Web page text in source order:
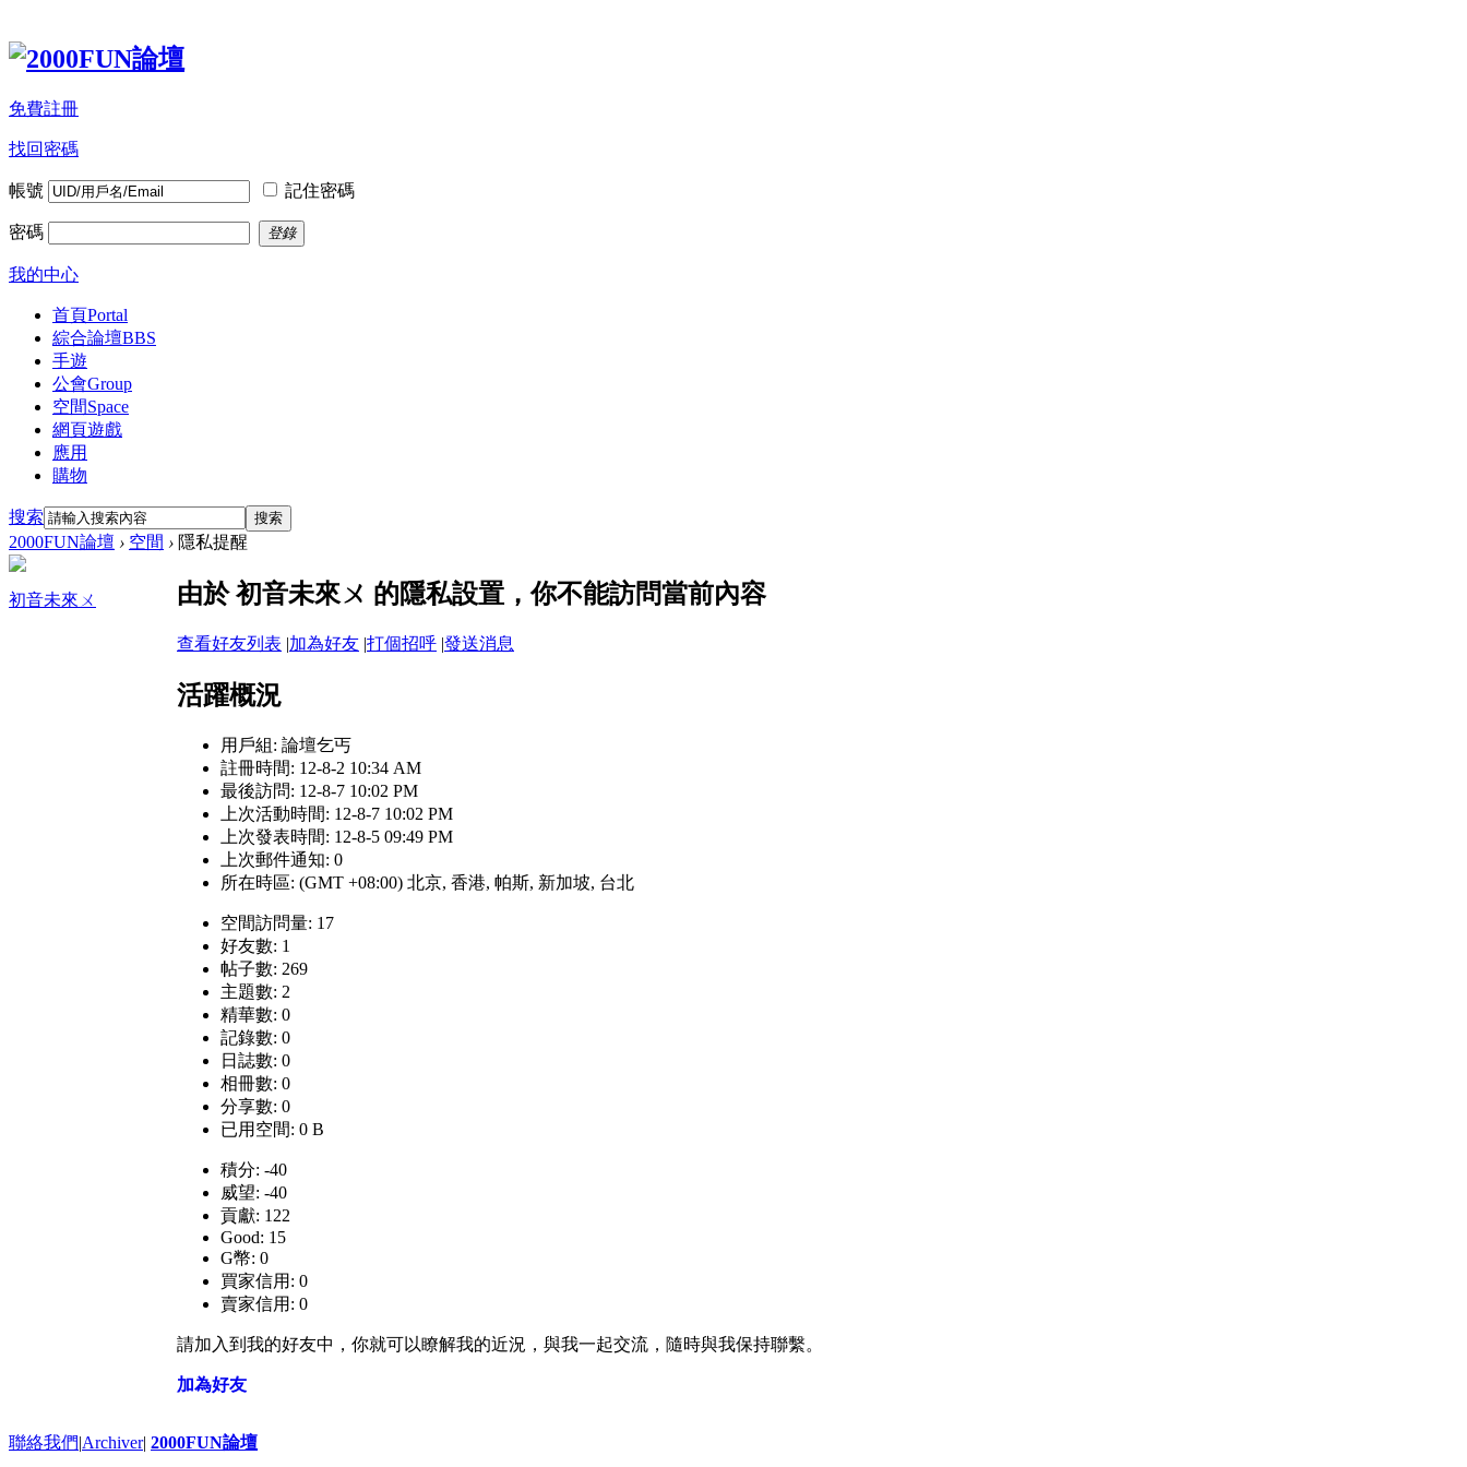
免費註冊
找回密碼
帳號 記住密碼
密碼 登錄
我的中心
首頁Portal
綜合論壇BBS
手遊
公會Group
空間Space
網頁遊戲
應用
購物
搜索 搜索
2000FUN論壇 › 空間 › 隱私提醒
初音未來ㄨ 由於 初音未來ㄨ 的隱私設置，你不能訪問當前內容
查看好友列表 |加為好友 |打個招呼 |發送消息
活躍概況
用戶組: 論壇乞丐
註冊時間: 12-8-2 10:34 AM
最後訪問: 12-8-7 10:02 PM
上次活動時間: 12-8-7 10:02 PM
上次發表時間: 12-8-5 09:49 PM
上次郵件通知: 0
所在時區: (GMT +08:00) 北京, 香港, 帕斯, 新加坡, 台北
空間訪問量: 17
好友數: 1
帖子數: 269
主題數: 2
精華數: 0
記錄數: 0
日誌數: 0
相冊數: 0
分享數: 0
已用空間: 0 B
積分: -40
威望: -40
貢獻: 122
Good: 15
G幣: 0
買家信用: 0
賣家信用: 0
請加入到我的好友中，你就可以瞭解我的近況，與我一起交流，隨時與我保持聯繫。
加為好友
聯絡我們|Archiver| 2000FUN論壇